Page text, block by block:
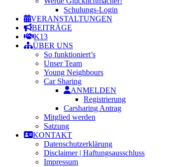
Schulungs-Login
VERANSTALTUNGEN
BEITRÄGE
K13
ÜBER UNS
So funktioniert’s
Unser Team
Young Neighbours
Car Sharing
ANMELDEN
Registrierung
Carsharing Antrag
Mitglied werden
Satzung
KONTAKT
Datenschutzerklärung
Disclaimer | Haftungsausschluss
Impressum